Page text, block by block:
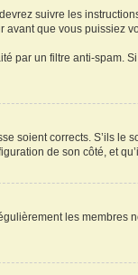
suivre les
que vous puissiez
par un filtre anti-spam.
soient corrects. S’ils le
de son côté, et
les